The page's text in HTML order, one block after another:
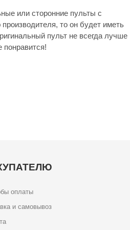
или сторонние пульты с
то он будет иметь
пульт не всегда лучше
оплаты
и самовывоз